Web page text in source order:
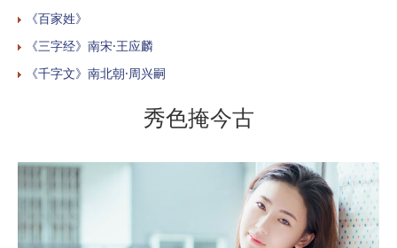
《百家姓》
《三字经》南宋·王应麟
《千字文》南北朝·周兴嗣
秀色掩今古